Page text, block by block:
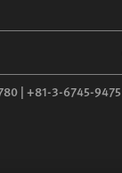
| +81-3-6745-9475